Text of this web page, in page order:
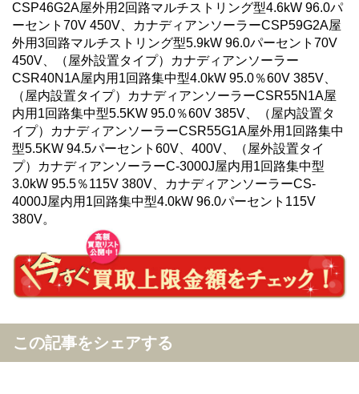
CSP46G2A屋外用2回路マルチストリング型4.6kW 96.0パ
ーセント70V 450V、カナディアンソーラーCSP59G2A屋
外用3回路マルチストリング型5.9kW 96.0パーセント70V
450V、（屋外設置タイプ）カナディアンソーラー
CSR40N1A屋内用1回路集中型4.0kW 95.0％60V 385V、
（屋内設置タイプ）カナディアンソーラーCSR55N1A屋
内用1回路集中型5.5KW 95.0％60V 385V、（屋内設置タ
イプ）カナディアンソーラーCSR55G1A屋外用1回路集中
型5.5KW 94.5パーセント60V、400V、（屋外設置タイ
プ）カナディアンソーラーC-3000J屋内用1回路集中型
3.0kW 95.5％115V 380V、カナディアンソーラーCS-
4000J屋内用1回路集中型4.0kW 96.0パーセント115V
380V。
この記事をシェアする